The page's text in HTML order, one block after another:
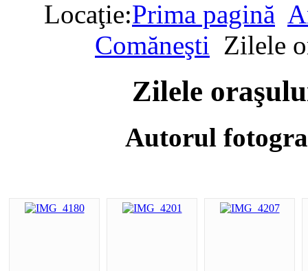
Locaţie:Prima pagină
Comăneşti Zilele
Zilele
Autorul